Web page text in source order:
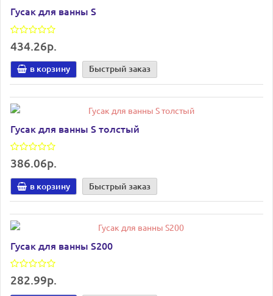
Гусак для ванны S
434.26р.
в корзину Быстрый заказ
Гусак для ванны S толстый
386.06р.
в корзину Быстрый заказ
Гусак для ванны S200
282.99р.